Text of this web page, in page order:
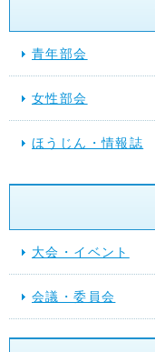
青年部会
女性部会
ほうじん・情報誌
大会・イベント
会議・委員会